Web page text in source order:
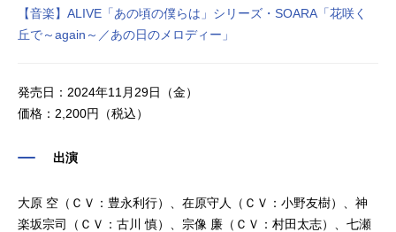
【音楽】ALIVE「あの頃の僕らは」シリーズ・SOARA「花咲く
丘で～again～／あの日のメロディー」
発売日：2024年11月29日（金）
価格：2,200円（税込）
出演
大原 空（ＣＶ：豊永利行）、在原守人（ＣＶ：小野友樹）、神
楽坂宗司（ＣＶ：古川 慎）、宗像 廉（ＣＶ：村田太志）、七瀬